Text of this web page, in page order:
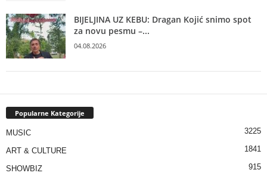
BIJELJINA UZ KEBU: Dragan Kojić snimo spot
za novu pesmu –...
04.08.2026
Popularne Kategorije
MUSIC 3225
ART & CULTURE 1841
SHOWBIZ 915